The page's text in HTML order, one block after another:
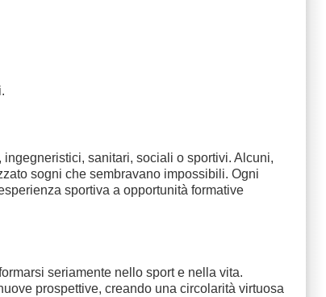
sanitari, sociali o sportivi. Alcuni,
sogni che sembravano impossibili. Ogni
sportiva a opportunità formative
seriamente nello sport e nella vita.
prospettive, creando una circolarità virtuosa